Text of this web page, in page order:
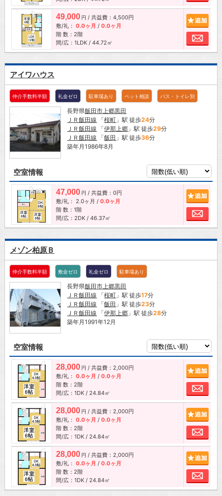
49,000 円 / 共益費：4,500円
敷/礼： 0.0ヶ月 / 0.0ヶ月
階 数：2階
間/広：1LDK / 44.72㎡
お
アイワハウス
仲介手数料半額 礼金ゼロ 駐車場あり ペット相談 バス・トイレ別
長野県飯田市 上郷黒田
ＪＲ飯田線 「桜町 」駅 徒歩24分
ＪＲ飯田線 「伊那上郷 」駅 徒歩29分
ＪＲ飯田線 「飯田 」駅 徒歩36分
築年月1986年8月
空室情報
47,000 円 / 共益費：0円
敷/礼： 2.0ヶ月 / 0.0ヶ月
階 数：1階
間/広：2DK / 46.37㎡
お
メゾン柏原Ｂ
仲介手数料半額 敷金ゼロ 礼金ゼロ 駐車場あり
長野県飯田市 上郷黒田
ＪＲ飯田線 「桜町 」駅 徒歩17分
ＪＲ飯田線 「飯田 」駅 徒歩23分
ＪＲ飯田線 「伊那上郷 」駅 徒歩28分
築年月1991年12月
空室情報
28,000 円 / 共益費：2,000円
敷/礼： 0.0ヶ月 / 0.0ヶ月
階 数：2階
間/広：1DK / 24.84㎡
お
28,000 円 / 共益費：2,000円
敷/礼： 0.0ヶ月 / 0.0ヶ月
階 数：2階
間/広：1DK / 24.84㎡
お
28,000 円 / 共益費：2,000円
敷/礼： 0.0ヶ月 / 0.0ヶ月
階 数：2階
間/広：1DK / 24.84㎡
お